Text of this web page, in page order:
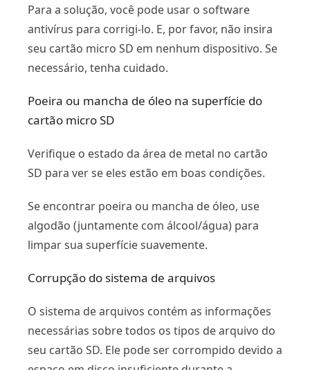
Para a solução, você pode usar o software
antivírus para corrigi-lo. E, por favor, não insira
seu cartão micro SD em nenhum dispositivo. Se
necessário, tenha cuidado.
Poeira ou mancha de óleo na superfície do
cartão micro SD
Verifique o estado da área de metal no cartão
SD para ver se eles estão em boas condições.
Se encontrar poeira ou mancha de óleo, use
algodão (juntamente com álcool/água) para
limpar sua superfície suavemente.
Corrupção do sistema de arquivos
O sistema de arquivos contém as informações
necessárias sobre todos os tipos de arquivo do
seu cartão SD. Ele pode ser corrompido devido a